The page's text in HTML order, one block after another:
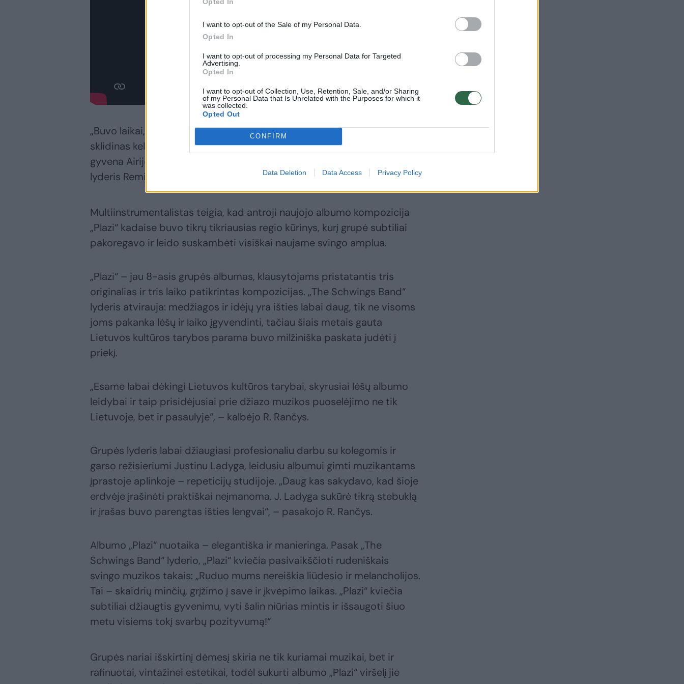
I want to opt-out of the Sale of my Personal Data.
Opted In
I want to opt-out of processing my Personal Data for Targeted
Advertising.
Opted In
I want to opt-out of Collection, Use, Retention, Sale, and/or Sharing
of my Personal Data that Is Unrelated with the Purposes for which it
was collected.
Opted Out
CONFIRM
Data Deletion Data Access Privacy Policy
„Buvo laikai, kai su Plazi grodavome regį. Gyvenimas tuomet buvo
sklidinas kelionių, koncertų, skambių dainų ir gitarų akordų. Dabar Plazi
gyvena Airijoje“, – maloniais prisiminimais dalijosi „The Schwings Band“
lyderis Remigijus Rančys.
Multiinstrumentalistas teigia, kad antroji naujojo albumo kompozicija
„Plazi“ kadaise buvo tikrų tikriausias regio kūrinys, kurį grupė subtiliai
pakoregavo ir leido suskambėti visiškai naujame svingo amplua.
„Plazi“ – jau 8-asis grupės albumas, klausytojams pristatantis tris
originalias ir tris laiko patikrintas kompozicijas. „The Schwings Band“
lyderis atvirauja: medžiagos ir idėjų yra išties labai daug, tik ne visoms
joms pakanka lėšų ir laiko įgyvendinti, tačiau šiais metais gauta
Lietuvos kultūros tarybos parama buvo milžiniška paskata judėti į
priekį.
„Esame labai dėkingi Lietuvos kultūros tarybai, skyrusiai lėšų albumo
leidybai ir taip prisidėjusiai prie džiazo muzikos puoselėjimo ne tik
Lietuvoje, bet ir pasaulyje“, – kalbėjo R. Rančys.
Grupės lyderis labai džiaugiasi profesionaliu darbu su kolegomis ir
garso režisieriumi Justinu Ladyga, leidusiu albumui gimti muzikantams
įprastoje aplinkoje – repeticijų studijoje. „Daug kas sakydavo, kad šioje
erdvėje įrašinėti praktiškai neįmanoma. J. Ladyga sukūrė tikrą stebuklą
ir įrašas buvo parengtas išties lengvai“, – pasakojo R. Rančys.
Albumo „Plazi“ nuotaika – elegantiška ir manieringa. Pasak „The
Schwings Band“ lyderio, „Plazi“ kviečia pasivaikščioti rudeniškais
svingo muzikos takais: „Ruduo mums nereiškia liūdesio ir melancholijos.
Tai – skaidrių minčių, grįžimo į save ir įkvėpimo laikas. „Plazi“ kviečia
subtiliai džiaugtis gyvenimu, vyti šalin niūrias mintis ir išsaugoti šiuo
metu visiems tokį svarbų pozityvumą!“
Grupės nariai išskirtinį dėmesį skiria ne tik kuriamai muzikai, bet ir
rafinuotai, vintažinei estetikai, todėl sukurti albumo „Plazi“ viršelį jie